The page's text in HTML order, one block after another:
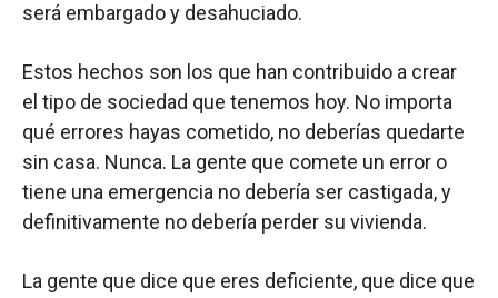
será embargado y desahuciado.
Estos hechos son los que han contribuido a crear
el tipo de sociedad que tenemos hoy. No importa
qué errores hayas cometido, no deberías quedarte
sin casa. Nunca. La gente que comete un error o
tiene una emergencia no debería ser castigada, y
definitivamente no debería perder su vivienda.
La gente que dice que eres deficiente, que dice que